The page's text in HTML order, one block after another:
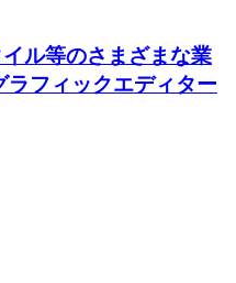
ル等のさまざまな業
ラフィックエディター